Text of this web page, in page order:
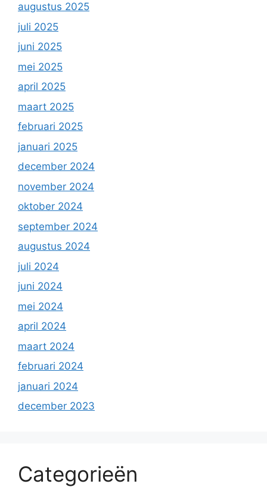
augustus 2025
juli 2025
juni 2025
mei 2025
april 2025
maart 2025
februari 2025
januari 2025
december 2024
november 2024
oktober 2024
september 2024
augustus 2024
juli 2024
juni 2024
mei 2024
april 2024
maart 2024
februari 2024
januari 2024
december 2023
Categorieën